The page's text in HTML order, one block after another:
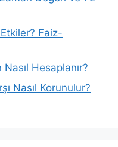
Faiz-
Hesaplanır?
Nasıl Korunulur?